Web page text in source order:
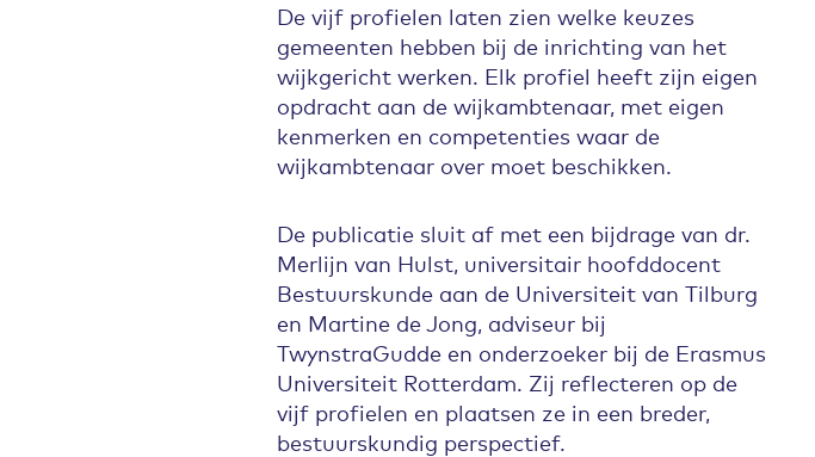
De vijf profielen laten zien welke keuzes
gemeenten hebben bij de inrichting van het
wijkgericht werken. Elk profiel heeft zijn eigen
opdracht aan de wijkambtenaar, met eigen
kenmerken en competenties waar de
wijkambtenaar over moet beschikken.
De publicatie sluit af met een bijdrage van dr.
Merlijn van Hulst, universitair hoofddocent
Bestuurskunde aan de Universiteit van Tilburg
en Martine de Jong, adviseur bij
TwynstraGudde en onderzoeker bij de Erasmus
Universiteit Rotterdam. Zij reflecteren op de
vijf profielen en plaatsen ze in een breder,
bestuurskundig perspectief.